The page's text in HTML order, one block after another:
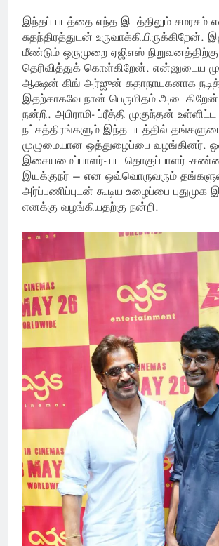
இந்தப் படத்தை எந்த இடத்திலும் சமரசம்
சுதந்திரத்துடன் உருவாக்கியிருக்கிறேன்.
மீண்டும் ஒருமுறை ஏஜிஎஸ்
தெரிவித்துக் கொள்கிறேன். என்னுடைய
ஆக்ஷன் கிங் அர்ஜுன் கதாநாயகனாக
இதற்காகவே நான் பெருமிதம்
நன்றி. அபிராமி- ப்ரீத்தி முகுந்தன்
நட்சத்திரங்களும் இந்த படத்தில்
முழுமையான ஒத்துழைப்பை வழங்கினர்.
இசையமைப்பாளர்- பட தொகுப்பாளர் -
இயக்குநர் – என ஒவ்வொருவரும்
அர்ப்பணிப்புடன் கூடிய உழைப்பை புதுமுக
எனக்கு வழங்கியதற்கு நன்றி.